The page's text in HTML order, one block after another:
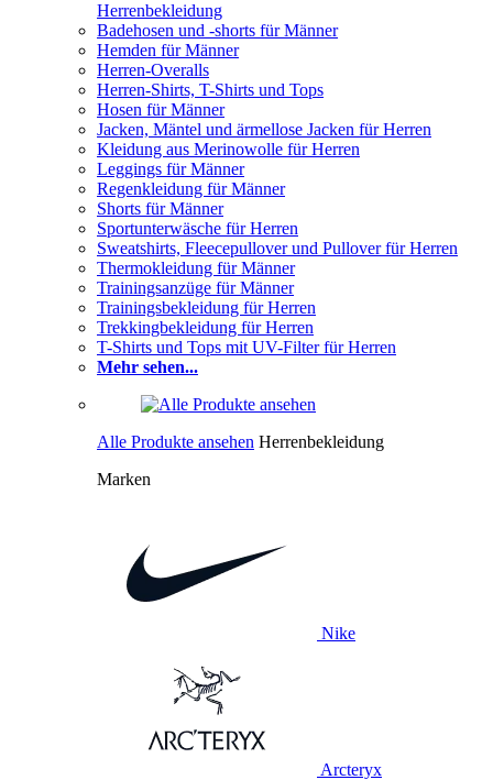
Herrenbekleidung
Badehosen und -shorts für Männer
Hemden für Männer
Herren-Overalls
Herren-Shirts, T-Shirts und Tops
Hosen für Männer
Jacken, Mäntel und ärmellose Jacken für Herren
Kleidung aus Merinowolle für Herren
Leggings für Männer
Regenkleidung für Männer
Shorts für Männer
Sportunterwäsche für Herren
Sweatshirts, Fleecepullover und Pullover für Herren
Thermokleidung für Männer
Trainingsanzüge für Männer
Trainingsbekleidung für Herren
Trekkingbekleidung für Herren
T-Shirts und Tops mit UV-Filter für Herren
Mehr sehen...
Alle Produkte ansehen Herrenbekleidung
Marken
Nike
Arcteryx